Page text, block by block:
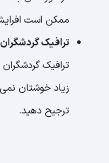
ممکن است
ترافیک گردشگران
ترافیک گردشگران
زیاد خوشتان
ترجیح دهید.